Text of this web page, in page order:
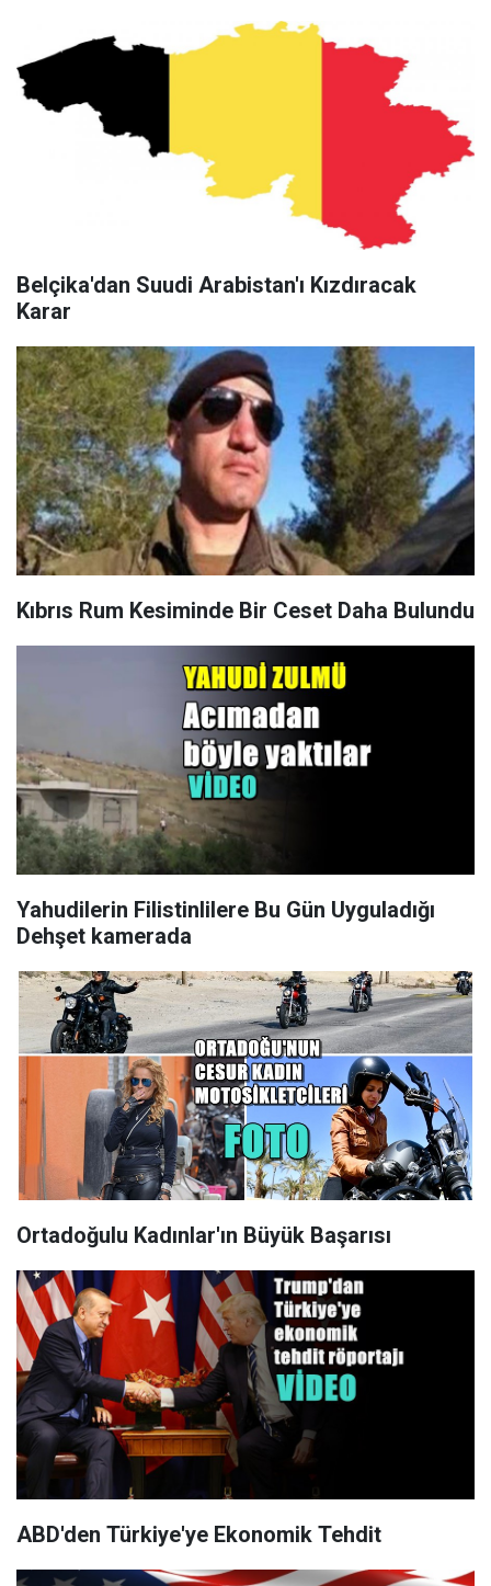
Belçika'dan Suudi Arabistan'ı Kızdıracak
Karar
Kıbrıs Rum Kesiminde Bir Ceset Daha Bulundu
Yahudilerin Filistinlilere Bu Gün Uyguladığı
Dehşet kamerada
Ortadoğulu Kadınlar'ın Büyük Başarısı
ABD'den Türkiye'ye Ekonomik Tehdit